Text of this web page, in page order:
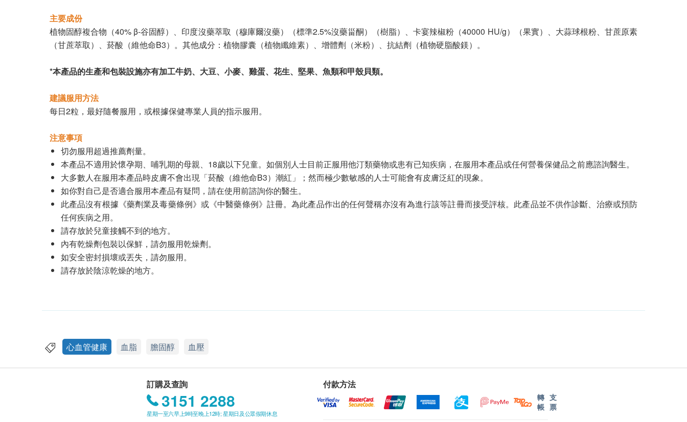
主要成份
植物固醇複合物（40% β-谷固醇）、印度沒藥萃取（穆庫爾沒藥）（標準2.5%沒藥甾酮）（樹脂）、卡宴辣椒粉（40000 HU/g）（果實）、大蒜球根粉、甘蔗原素
（甘蔗萃取）、菸酸（維他命B3）。其他成分：植物膠囊（植物纖維素）、增體劑（米粉）、抗結劑（植物硬脂酸鎂）。
*本產品的生產和包裝設施亦有加工牛奶、大豆、小麥、雞蛋、花生、堅果、魚類和甲殼貝類。
建議服用方法
每日2粒，最好隨餐服用，或根據保健專業人員的指示服用。
注意事項
切勿服用超過推薦劑量。
本產品不適用於懷孕期、哺乳期的母親、18歲以下兒童。如個別人士目前正服用他汀類藥物或患有已知疾病，在服用本產品或任何營養保健品之前應諮詢醫生。
大多數人在服用本產品時皮膚不會出現「菸酸（維他命B3）潮紅」；然而極少數敏感的人士可能會有皮膚泛紅的現象。
如你對自己是否適合服用本產品有疑問，請在使用前諮詢你的醫生。
此產品沒有根據《藥劑業及毒藥條例》或《中醫藥條例》註冊。為此產品作出的任何聲稱亦沒有為進行該等註冊而接受評核。此產品並不供作診斷、治療或預防
任何疾病之用。
請存放於兒童接觸不到的地方。
內有乾燥劑包裝以保鮮，請勿服用乾燥劑。
如安全密封損壞或丟失，請勿服用。
請存放於陰涼乾燥的地方。
心血管健康 血脂 膽固醇 血壓
訂購及查詢
3151 2288
星期一至六早上9時至晚上12時; 星期日及公眾假期休息
付款方法
轉
帳
支
票